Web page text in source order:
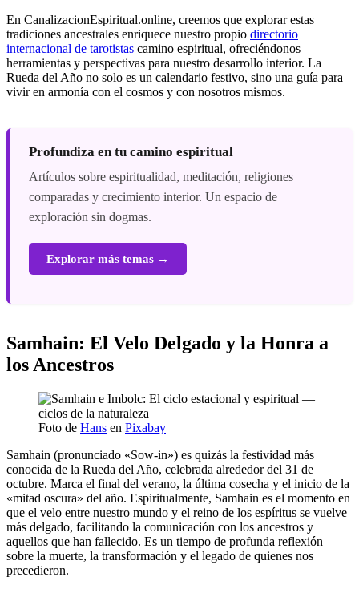
En CanalizacionEspiritual.online, creemos que explorar estas
tradiciones ancestrales enriquece nuestro propio directorio
internacional de tarotistas camino espiritual, ofreciéndonos
herramientas y perspectivas para nuestro desarrollo interior. La
Rueda del Año no solo es un calendario festivo, sino una guía para
vivir en armonía con el cosmos y con nosotros mismos.
Profundiza en tu camino espiritual
Artículos sobre espiritualidad, meditación, religiones
comparadas y crecimiento interior. Un espacio de
exploración sin dogmas.
Explorar más temas →
Samhain: El Velo Delgado y la Honra a
los Ancestros
Foto de Hans en Pixabay
Samhain (pronunciado «Sow-in») es quizás la festividad más
conocida de la Rueda del Año, celebrada alrededor del 31 de
octubre. Marca el final del verano, la última cosecha y el inicio de la
«mitad oscura» del año. Espiritualmente, Samhain es el momento en
que el velo entre nuestro mundo y el reino de los espíritus se vuelve
más delgado, facilitando la comunicación con los ancestros y
aquellos que han fallecido. Es un tiempo de profunda reflexión
sobre la muerte, la transformación y el legado de quienes nos
precedieron.